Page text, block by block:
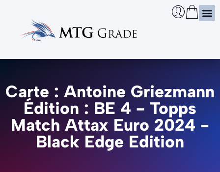
Carte : Antoine Griezmann
Édition : BE 4 - Topps
Match Attax Euro 2024 -
Black Edge Edition